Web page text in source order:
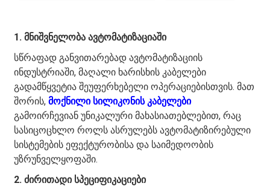
1. მნიშვნელობა ავტომატიზაციაში
სწრაფად განვითარებად ავტომატიზაციის
ინდუსტრიაში, მაღალი ხარისხის კაბელები
გადამწყვეტია შეუფერხებელი ოპერაციებისთვის. მათ
შორის, მოქნილი სილიკონის კაბელები
გამოირჩევიან უნიკალური მახასიათებლებით, რაც
სასიცოცხლო როლს ასრულებს ავტომატიზირებული
სისტემების ეფექტურობისა და საიმედოობის
უზრუნველყოფაში.
2. ძირითადი სპეციფიკაციები